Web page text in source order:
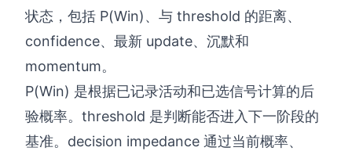
状态，包括 P(Win)、与 threshold 的距离、
confidence、最新 update、沉默和
momentum。
P(Win) 是根据已记录活动和已选信号计算的后
验概率。threshold 是判断能否进入下一阶段的
基准。decision impedance 通过当前概率、